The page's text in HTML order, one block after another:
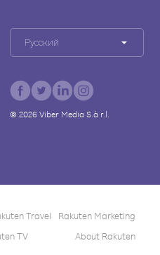
Русский
© 2026Viber Media S.à r.l.
Travel
Rakuten Marketing
TV About Rakuten